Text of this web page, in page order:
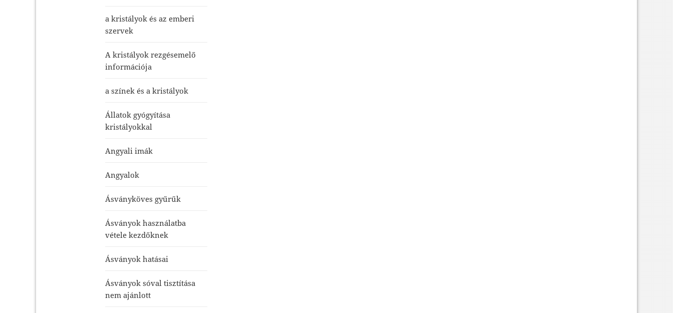
a kristályok és az emberi
szervek
A kristályok rezgésemelő
információja
a színek és a kristályok
Állatok gyógyítása
kristályokkal
Angyali imák
Angyalok
Ásványköves gyűrűk
Ásványok használatba
vétele kezdőknek
Ásványok hatásai
Ásványok sóval tisztítása
nem ajánlott